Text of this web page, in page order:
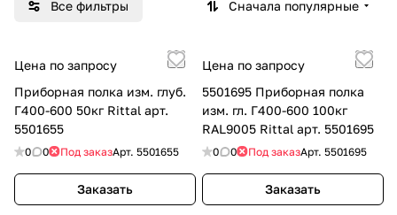
Все фильтры Сначала популярные
Цена по запросу
Приборная полка изм. глуб.
Г400-600 50кг Rittal арт.
5501655
0 0 Под заказАрт. 5501655
Заказать
Цена по запросу
5501695 Приборная полка
изм. гл. Г400-600 100кг
RAL9005 Rittal арт. 5501695
0 0 Под заказАрт. 5501695
Заказать